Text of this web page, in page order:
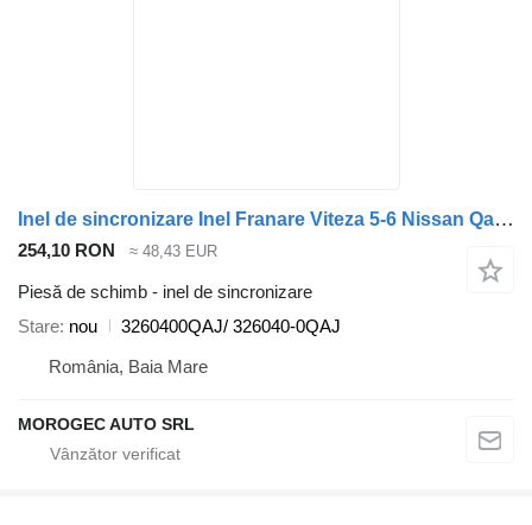
Inel de sincronizare Inel Franare Viteza 5-6 Nissan Qashqai 3260400QAJ/ pentru automobil Nissan Qashqai
254,10 RON ≈ 48,43 EUR
Piesă de schimb - inel de sincronizare
Stare nou
3260400QAJ/ 326040-0QAJ
România, Baia Mare
MOROGEC AUTO SRL